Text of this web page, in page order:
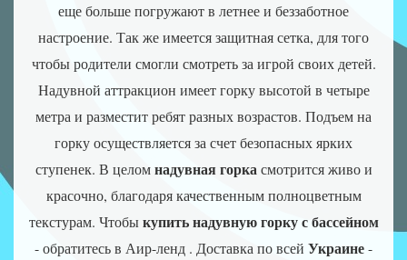
еще больше погружают в летнее и беззаботное
настроение. Так же имеется защитная сетка, для того
чтобы родители смогли смотреть за игрой своих детей.
Надувной аттракцион имеет горку высотой в четыре
метра и разместит ребят разных возрастов. Подъем на
горку осуществляется за счет безопасных ярких
ступенек. В целомнадувная горкасмотрится живо и
красочно, благодаря качественным полноцветным
текстурам. Чтобыкупить надувную горку с бассейном
- обратитесь в Аир-ленд . Доставка по всей Украине-